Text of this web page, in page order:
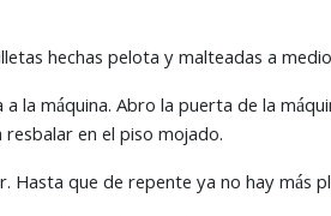
hechas pelota y malteadas a
la máquina. Abro la puerta de la
en el piso mojado.
Hasta que de repente ya no hay más